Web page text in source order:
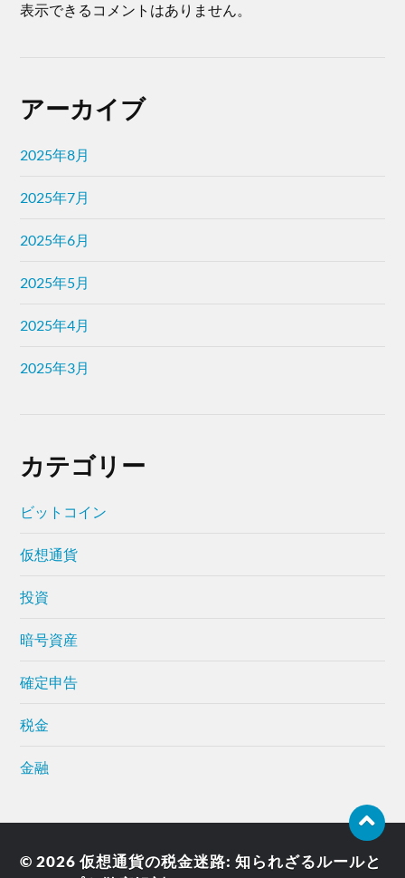
表示できるコメントはありません。
アーカイブ
2025年8月
2025年7月
2025年6月
2025年5月
2025年4月
2025年3月
カテゴリー
ビットコイン
仮想通貨
投資
暗号資産
確定申告
税金
金融
© 2026仮想通貨の税金迷路: 知られざるルールと